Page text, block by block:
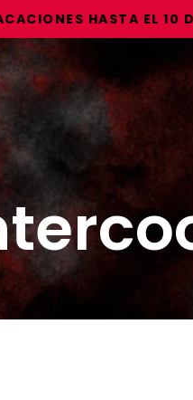
HASTA EL 10 DE